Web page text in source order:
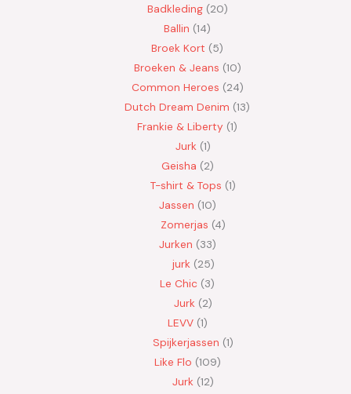
Badkleding 20
Ballin 14
Broek Kort 5
Broeken & Jeans 10
Common Heroes 24
Dutch Dream Denim 13
Frankie & Liberty 1
Jurk 1
Geisha 2
T-shirt & Tops 1
Jassen 10
Zomerjas 4
Jurken 33
jurk 25
Le Chic 3
Jurk 2
LEVV 1
Spijkerjassen 1
Like Flo 109
Jurk 12